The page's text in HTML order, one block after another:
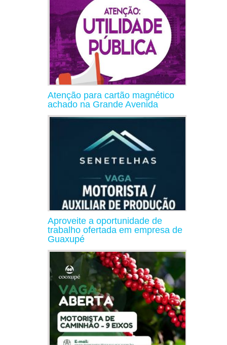
Atenção para cartão magnético
achado na Grande Avenida
Aproveite a oportunidade de
trabalho ofertada em empresa de
Guaxupé